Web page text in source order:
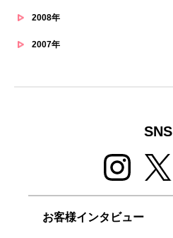
2008年
2007年
SNS
お客様インタビュー